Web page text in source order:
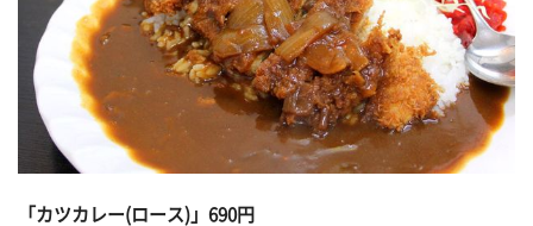
「カツカレー(ロース)」690円